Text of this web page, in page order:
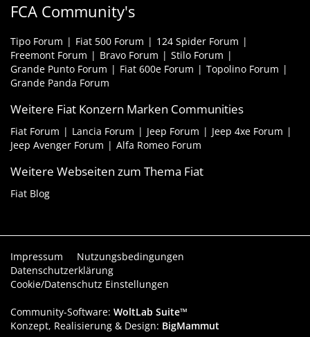
FCA Community's
Tipo Forum Fiat 500 Forum
124 Spider Forum
Freemont Forum
Bravo Forum
Stilo Forum
Grande Punto Forum
Fiat 600e Forum
Topolino Forum
Grande Panda Forum
Weitere Fiat Konzern Marken Communities
Fiat Forum Lancia Forum Jeep Forum
Jeep 4xe Forum
Jeep Avenger Forum
Alfa Romeo Forum
Weitere Webseiten zum Thema Fiat
Fiat Blog
Impressum
Nutzungsbedingungen
Datenschutzerklärung
Cookie/Datenschutz Einstellungen
Community-Software: WoltLab Suite™
Konzept, Realisierung & Design: BigMammut